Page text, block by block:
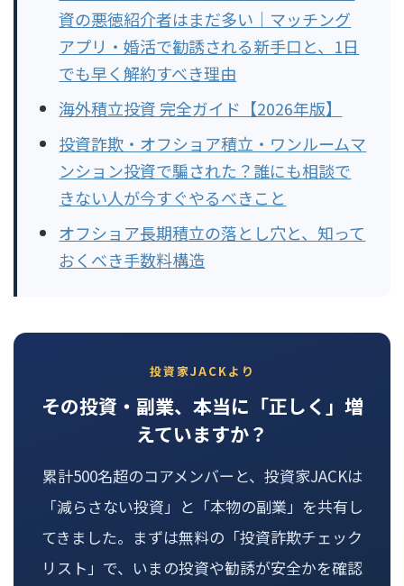
資の悪徳紹介者はまだ多い｜マッチング
アプリ・婚活で勧誘される新手口と、1日
でも早く解約すべき理由
海外積立投資 完全ガイド【2026年版】
投資詐欺・オフショア積立・ワンルームマ
ンション投資で騙された？誰にも相談で
きない人が今すぐやるべきこと
オフショア長期積立の落とし穴と、知って
おくべき手数料構造
投資家JACKより
その投資・副業、本当に「正しく」増
えていますか？
累計500名超のコアメンバーと、投資家JACKは
「減らさない投資」と「本物の副業」を共有し
てきました。まずは無料の「投資詐欺チェック
リスト」で、いまの投資や勧誘が安全かを確認